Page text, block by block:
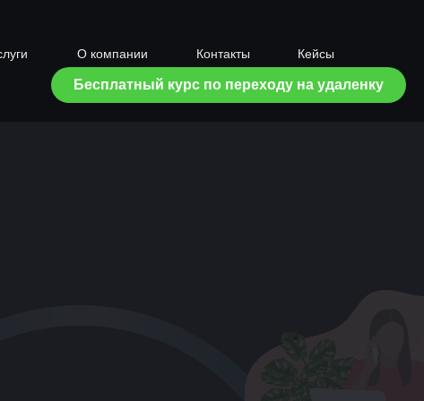
Кейсы
Контакты
О компании
Бесплатный курс по переходу на удаленку